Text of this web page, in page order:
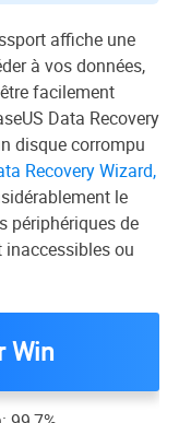
affiche une
à vos données,
facilement
Data Recovery
disque corrompu
Recovery Wizard,
le
périphériques de
inaccessibles ou
Win